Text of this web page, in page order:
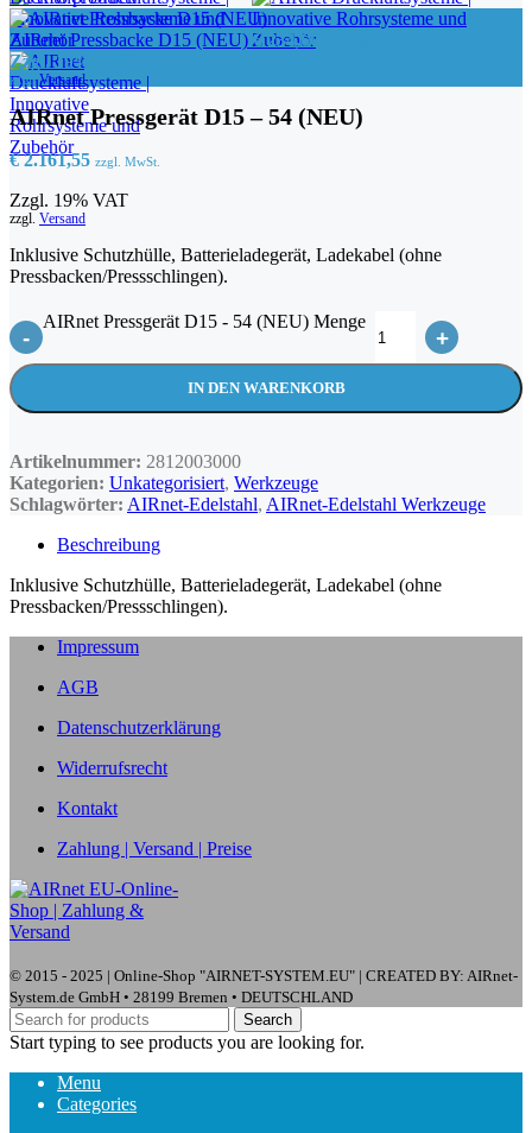
AIRnet Pressbacke D15 (NEU) €234,60
Zzgl. 19% VAT
zzgl.Versand
AIRnet Pressgerät D15 – 54 (NEU)
€2.161,55 zzgl. MwSt.
Zzgl. 19% VAT
zzgl. Versand
Inklusive Schutzhülle, Batterieladegerät, Ladekabel (ohne
Pressbacken/Pressschlingen).
-
AIRnet Pressgerät D15 - 54 (NEU) Menge
+
IN DEN WARENKORB
Artikelnummer: 2812003000
Kategorien: Unkategorisiert, Werkzeuge
Schlagwörter: AIRnet-Edelstahl, AIRnet-Edelstahl Werkzeuge
Beschreibung
Inklusive Schutzhülle, Batterieladegerät, Ladekabel (ohne
Pressbacken/Pressschlingen).
Impressum
AGB
Datenschutzerklärung
Widerrufsrecht
Kontakt
Zahlung | Versand | Preise
© 2015 - 2025 | Online-Shop "AIRNET-SYSTEM.EU" | CREATED BY: AIRnet-
System.de GmbH • 28199 Bremen • DEUTSCHLAND
Search
Start typing to see products you are looking for.
Menu
Categories